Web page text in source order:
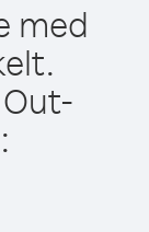
med